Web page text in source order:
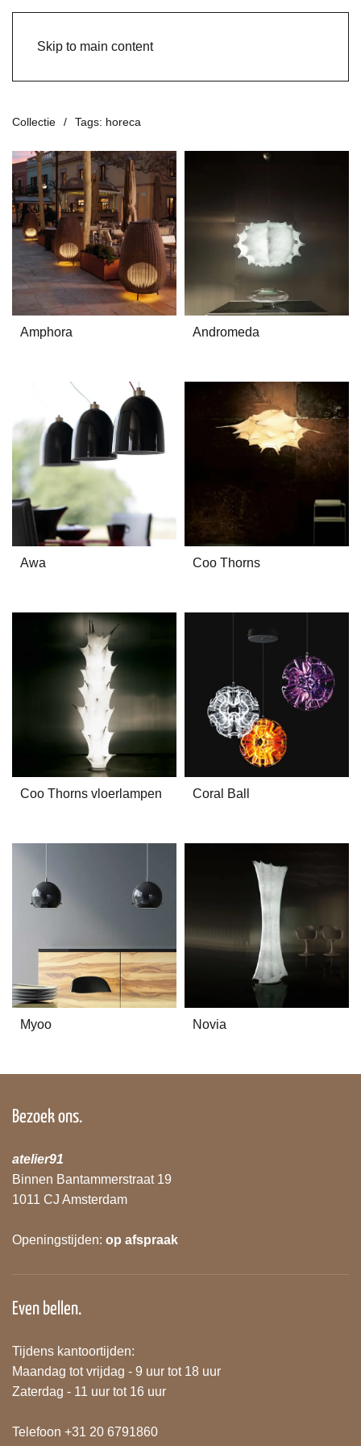
Skip to main content
Collectie Tags: horeca
Amphora Andromeda
Awa Coo Thorns
Coo Thorns vloerlampen Coral Ball
Myoo Novia
Bezoek ons.
atelier91
Binnen Bantammerstraat 19
1011 CJ Amsterdam
Openingstijden: op afspraak
Even bellen.
Tijdens kantoortijden:
Maandag tot vrijdag - 9 uur tot 18 uur
Zaterdag - 11 uur tot 16 uur
Telefoon +31 20 6791860